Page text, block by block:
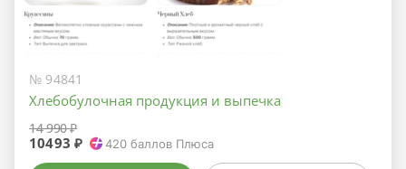
№ 94841
Хлебобулочная продукция и выпечка
14 990 ₽
10493 ₽ 420 баллов Плюса